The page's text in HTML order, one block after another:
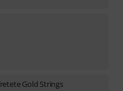
Gold Strings